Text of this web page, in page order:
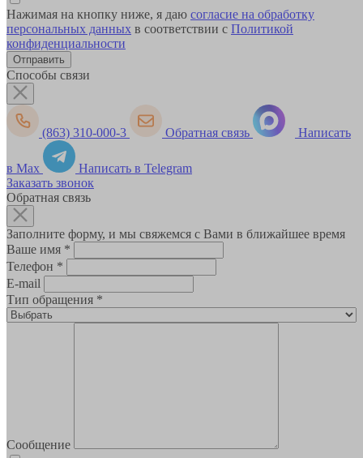
Нажимая на кнопку ниже, я даю согласие на обработку
персональных данных в соответствии с Политикой
конфиденциальности
Способы связи
(863) 310-000-3 Обратная связь Написать
в Max
Написать в Telegram
Заказать звонок
Обратная связь
Заполните форму, и мы свяжемся с Вами в ближайшее время
Ваше имя *
Телефон *
E-mail
Тип обращения *
Сообщение